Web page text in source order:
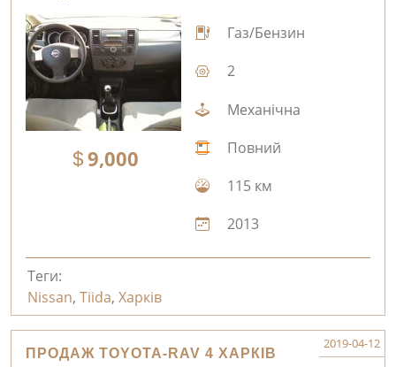
9,000
Газ/Бензин
2
Механічна
Повний
115 км
2013
Теги:
Nissan, Tiida, Харків
ПРОДАЖ TOYOTA-RAV 4 ХАРКІВ
2019-04-12